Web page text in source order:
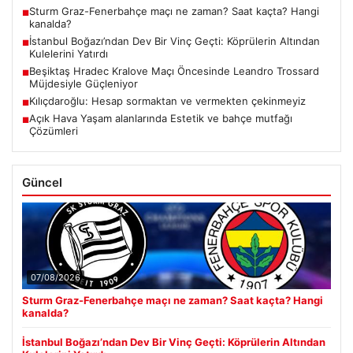
■Sturm Graz-Fenerbahçe maçı ne zaman? Saat kaçta? Hangi
kanalda?
■İstanbul Boğazı’ndan Dev Bir Vinç Geçti: Köprülerin Altından
Kulelerini Yatırdı
■Beşiktaş Hradec Kralove Maçı Öncesinde Leandro Trossard
Müjdesiyle Güçleniyor
■Kılıçdaroğlu: Hesap sormaktan ve vermekten çekinmeyiz
■Açık Hava Yaşam alanlarında Estetik ve bahçe mutfağı
Çözümleri
Güncel
07/08/2026
Sturm Graz-Fenerbahçe maçı ne zaman? Saat kaçta? Hangi
kanalda?
İstanbul Boğazı’ndan Dev Bir Vinç Geçti: Köprülerin Altından